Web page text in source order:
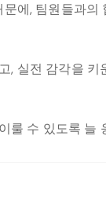
에, 팀원들과의
, 실전 감각을
룰 수 있도록 늘